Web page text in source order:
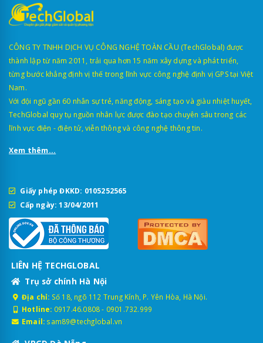
CÔNG TY TNHH DỊCH VỤ CÔNG NGHỆ TOÀN CẦU (TechGlobal) được
thành lập từ năm 2011, trải qua hơn 15 năm xây dựng và phát triển,
từng bước khẳng định vị thế trong lĩnh vực công nghệ định vị GPS tại Việt
Nam.
Với đội ngũ gần 60 nhân sự trẻ, năng động, sáng tạo và giàu nhiệt huyết,
TechGlobal quy tụ nguồn nhân lực được đào tạo chuyên sâu trong các
lĩnh vực điện - điện tử, viễn thông và công nghệ thông tin.
Xem thêm...
Giấy phép ĐKKD: 0105252565
Cấp ngày: 13/04/2011
LIÊN HỆ TECHGLOBAL
Trụ sở chính Hà Nội
Địa chỉ: Số 18, ngõ 112 Trung Kính, P. Yên Hòa, Hà Nội.
Hotline: 0917.46.0808- 0901.732.999
Email: sam89@techglobal.vn